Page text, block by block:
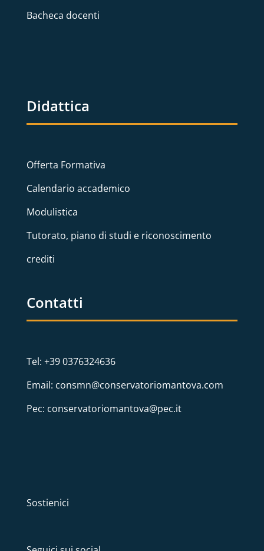
Bacheca docenti
Didattica
Offerta Formativa
Calendario accademico
Modulistica
Tutorato, piano di studi e riconoscimento
crediti
Contatti
Tel: +39 0376324636
Email: consmn@conservatoriomantova.com
Pec: conservatoriomantova@pec.it
Sostienici